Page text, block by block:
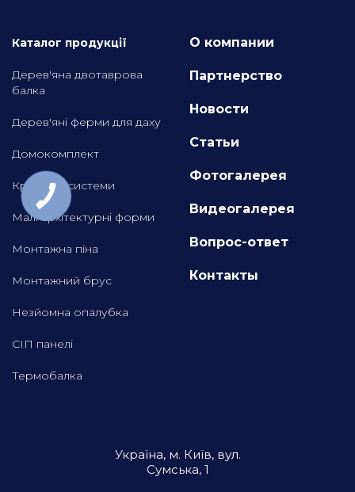
Каталог продукції
Дерев'яна двотаврова
балка
Дерев'яні ферми для даху
Домокомплект
Кроквяні системи
Малі архітектурні форми
Монтажна піна
Монтажний брус
Незйомна опалубка
СІП панелі
Термобалка
О компании
Партнерство
Новости
Статьи
Фотогалерея
Видеогалерея
Вопрос-ответ
Контакты
Україна, м. Київ, вул.
Сумська, 1